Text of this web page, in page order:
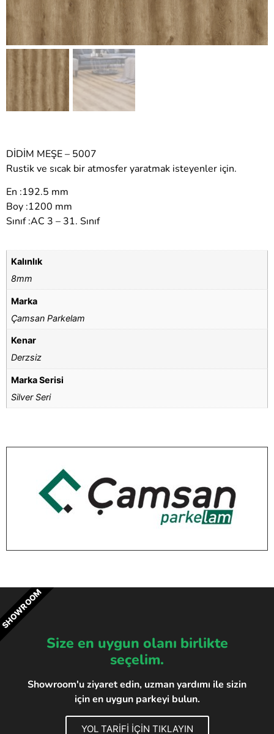
DİDİM MEŞE – 5007
Rustik ve sıcak bir atmosfer yaratmak isteyenler için.
En :192.5 mm
Boy :1200 mm
Sınıf :AC 3 – 31. Sınıf
Kalınlık
8mm
Marka
Çamsan Parkelam
Kenar
Derzsiz
Marka Serisi
Silver Seri
Size en uygun olanı birlikte
seçelim.
Showroom'u ziyaret edin, uzman yardımı ile sizin
için en uygun parkeyi bulun.
YOL TARİFİ İÇİN TIKLAYIN
SHOWROOM